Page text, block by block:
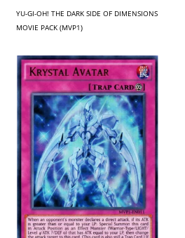
YU-GI-OH! THE DARK SIDE OF DIMENSIONS
MOVIE PACK (MVP1)